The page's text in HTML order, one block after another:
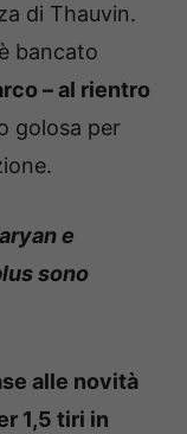
di Thauvin.
bancato
– al rientro
golosa per
e
sono
alle novità
1,5 tiri in